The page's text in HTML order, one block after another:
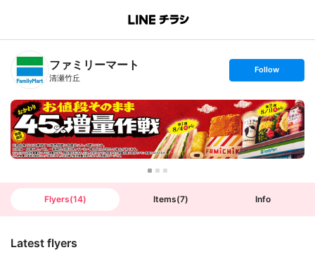
B
n
T
ファミリーマート
清瀬竹丘
s
t
o
l
l
o
w
Follow
Flyers(14) Items(7) Info
Latest flyers